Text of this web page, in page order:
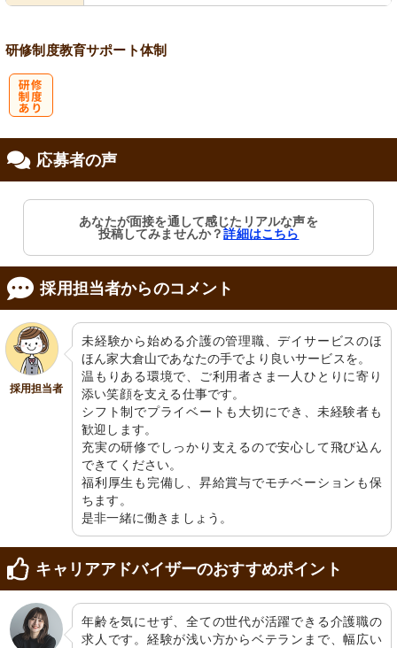
研修制度教育サポート体制
応募者の声
あなたが面接を通して感じたリアルな声を
投稿してみませんか？詳細はこちら
採用担当者からのコメント
採用担当者
未経験から始める介護の管理職、デイサービスのほ
ほん家大倉山であなたの手でより良いサービスを。
温もりある環境で、ご利用者さま一人ひとりに寄り
添い笑顔を支える仕事です。
シフト制でプライベートも大切にでき、未経験者も
歓迎します。
充実の研修でしっかり支えるので安心して飛び込ん
できてください。
福利厚生も完備し、昇給賞与でモチベーションも保
ちます。
是非一緒に働きましょう。
キャリアアドバイザーのおすすめポイント
年齢を気にせず、全ての世代が活躍できる介護職の
求人です。経験が浅い方からベテランまで、幅広い